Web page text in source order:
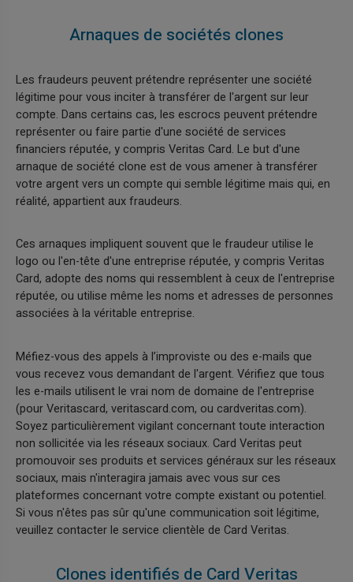
Arnaques de sociétés clones
Les fraudeurs peuvent prétendre représenter une société
légitime pour vous inciter à transférer de l'argent sur leur
compte. Dans certains cas, les escrocs peuvent prétendre
représenter ou faire partie d'une société de services
financiers réputée, y compris Veritas Card. Le but d'une
arnaque de société clone est de vous amener à transférer
votre argent vers un compte qui semble légitime mais qui, en
réalité, appartient aux fraudeurs.
Ces arnaques impliquent souvent que le fraudeur utilise le
logo ou l'en-tête d'une entreprise réputée, y compris Veritas
Card, adopte des noms qui ressemblent à ceux de l'entreprise
réputée, ou utilise même les noms et adresses de personnes
associées à la véritable entreprise.
Méfiez-vous des appels à l’improviste ou des e-mails que
vous recevez vous demandant de l'argent. Vérifiez que tous
les e-mails utilisent le vrai nom de domaine de l'entreprise
(pour Veritascard, veritascard.com, ou cardveritas.com).
Soyez particulièrement vigilant concernant toute interaction
non sollicitée via les réseaux sociaux. Card Veritas peut
promouvoir ses produits et services généraux sur les réseaux
sociaux, mais n'interagira jamais avec vous sur ces
plateformes concernant votre compte existant ou potentiel.
Si vous n'êtes pas sûr qu'une communication soit légitime,
veuillez contacter le service clientèle de Card Veritas.
Clones identifiés de Card Veritas